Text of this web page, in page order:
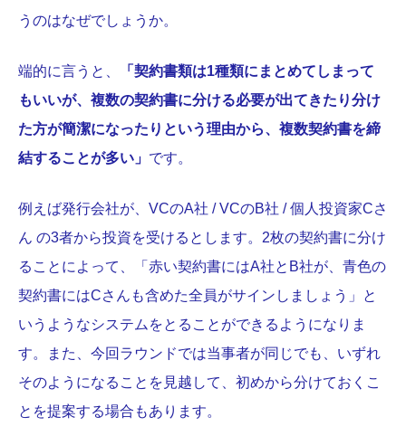
うのはなぜでしょうか。
端的に言うと、
「契約書類は1種類にまとめてしまって
もいいが、複数の契約書に分ける必要が出てきたり分け
た方が簡潔になったりという理由から、複数契約書を締
結することが多い」 です。
例えば発行会社が、VCのA社 / VCのB社 / 個人投資家Cさ
ん の3者から投資を受けるとします。2枚の契約書に分け
ることによって、「赤い契約書にはA社とB社が、青色の
契約書にはCさんも含めた全員がサインしましょう」と
いうようなシステムをとることができるようになりま
す。また、今回ラウンドでは当事者が同じでも、いずれ
そのようになることを見越して、初めから分けておくこ
とを提案する場合もあります。